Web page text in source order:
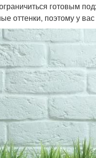
готовым
оттенки, поэтому у